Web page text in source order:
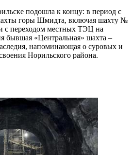
подошла к концу: в период с
горы Шмидта, включая шахту №
с переходом местных ТЭЦ на
бывшая «Центральная» шахта –
напоминающая о суровых и
Норильского района.